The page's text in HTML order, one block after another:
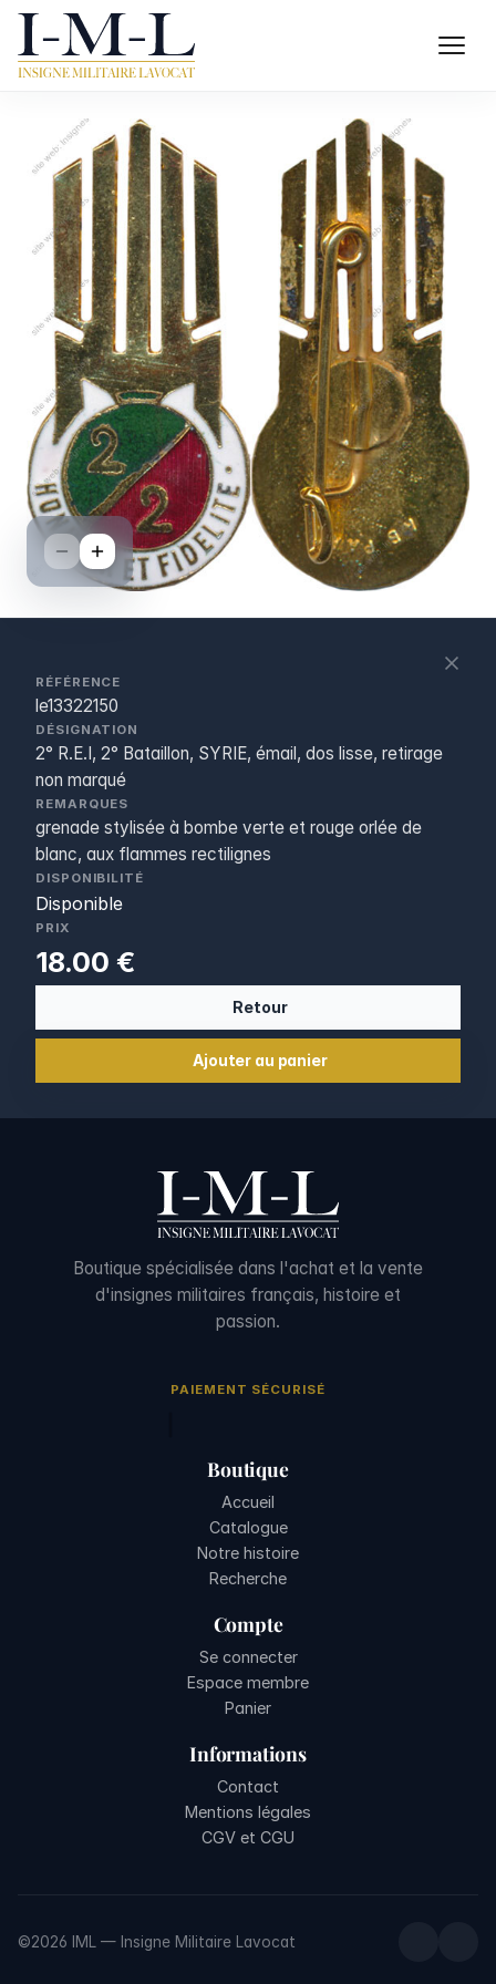
RÉFÉRENCE
le13322150
DÉSIGNATION
2° R.E.I, 2° Bataillon, SYRIE, émail, dos lisse, retirage
non marqué
REMARQUES
grenade stylisée à bombe verte et rouge orlée de
blanc, aux flammes rectilignes
DISPONIBILITÉ
Disponible
PRIX
18.00 €
Retour
Ajouter au panier
Boutique spécialisée dans l'achat et la vente
d'insignes militaires français, histoire et
passion.
PAIEMENT SÉCURISÉ
Boutique
Accueil
Catalogue
Notre histoire
Recherche
Compte
Se connecter
Espace membre
Panier
Informations
Contact
Mentions légales
CGV et CGU
©2026 IML — Insigne Militaire Lavocat